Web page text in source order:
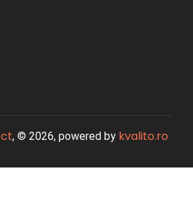
, © 2026, powered by kvalito.ro